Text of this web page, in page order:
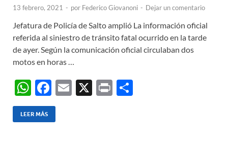
13 febrero, 2021 - por Federico Giovanoni - Dejar un comentario
Jefatura de Policía de Salto amplió La información oficial
referida al siniestro de tránsito fatal ocurrido en la tarde
de ayer. Según la comunicación oficial circulaban dos
motos en horas …
W
h
at
F
ac
e
E
X
P
LEER MÁS